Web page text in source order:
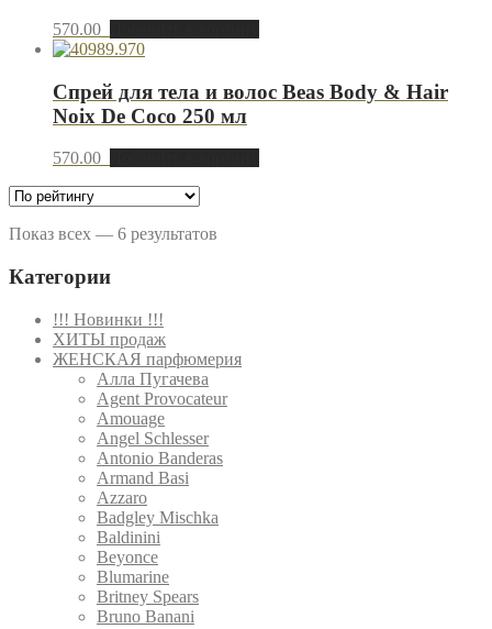
570.00
Спрей для тела и волос Beas Body & Hair
Noix De Coco 250 мл
570.00
Показ всех — 6 результатов
Категории
!!! Новинки !!!
ХИТЫ продаж
ЖЕНСКАЯ парфюмерия
Алла Пугачева
Agent Provocateur
Amouage
Angel Schlesser
Antonio Banderas
Armand Basi
Azzaro
Badgley Mischka
Baldinini
Beyonce
Blumarine
Britney Spears
Bruno Banani